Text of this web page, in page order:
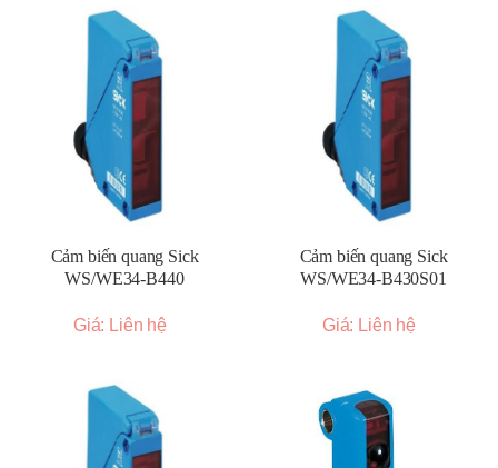
Cảm biến quang Sick
WS/WE34-B440
Giá: Liên hệ
Cảm biến quang Sick
WS/WE34-B430S01
Giá: Liên hệ